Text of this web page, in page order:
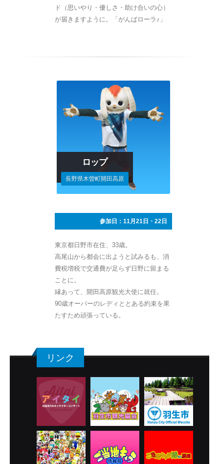
ド（思いやり・優しさ・助け合いの心）
が届きますように。「がんばローラ♪」
ロップ
長野県木曽町開田高原
参加日：11月21日・22日
東京都日野市在住、33歳。
高尾山から都会に出ようと試みるも、消
費税増税で交通費が足らず日野に留まる
ことに。
縁あって、開田高原観光大使に就任。
90歳オーバーのレディととある約束を果
たすため頑張っている。
リンク